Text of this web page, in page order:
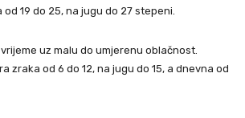
19 do 25, na jugu do 27 stepeni.
uz malu do umjerenu oblačnost.
zraka od 6 do 12, na jugu do 15, a dnevna od